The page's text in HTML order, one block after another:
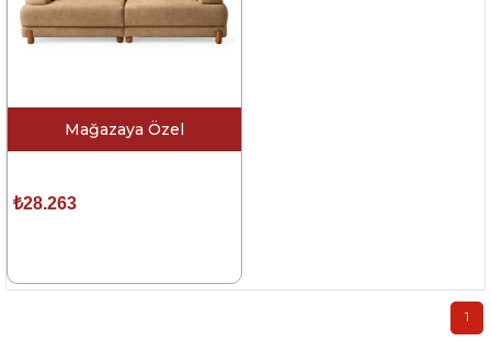
Mağazaya Özel
Sima Paris 3 Lü Koltuk
₺28.263
1